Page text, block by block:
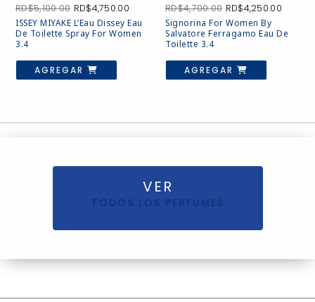
RD$5,100.00 El
precio
original
era:
RD$4,750.00El
precio
actual
ISSEY MIYAKE L’Eau Dissey Eau
De Toilette Spray For Women
3.4
AGREGAR
RD$4,700.00 El
precio
original
era:
RD$4,250.00El
actual
Signorina For Women By
Salvatore Ferragamo Eau De
Toilette 3.4
AGREGAR
VER
TODOS LOS PERFUMES